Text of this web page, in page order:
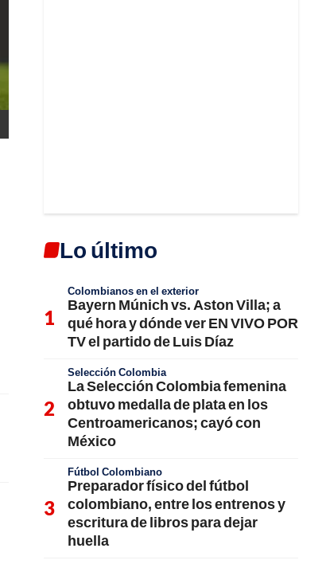
Lo último
Colombianos en el exterior
Bayern Múnich vs. Aston Villa; a
qué hora y dónde ver EN VIVO POR
TV el partido de Luis Díaz
Selección Colombia
La Selección Colombia femenina
obtuvo medalla de plata en los
Centroamericanos; cayó con
México
Fútbol Colombiano
Preparador físico del fútbol
colombiano, entre los entrenos y
escritura de libros para dejar
huella